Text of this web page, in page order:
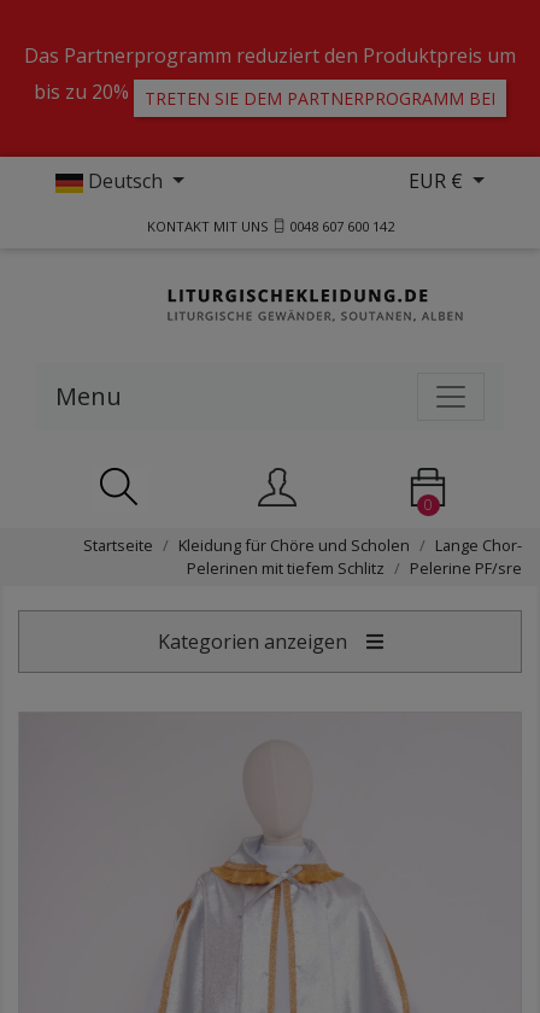
Das Partnerprogramm reduziert den Produktpreis um
bis zu 20%
TRETEN SIE DEM PARTNERPROGRAMM BEI
Deutsch EUR €
KONTAKT MIT UNS 0048 607 600 142
Menu
0
Startseite Kleidung für Chöre und Scholen
Lange Chor-
Pelerinen mit tiefem Schlitz
Pelerine PF/sre
Kategorien anzeigen